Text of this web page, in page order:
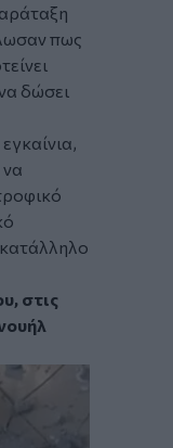
πως
δώσει
στις